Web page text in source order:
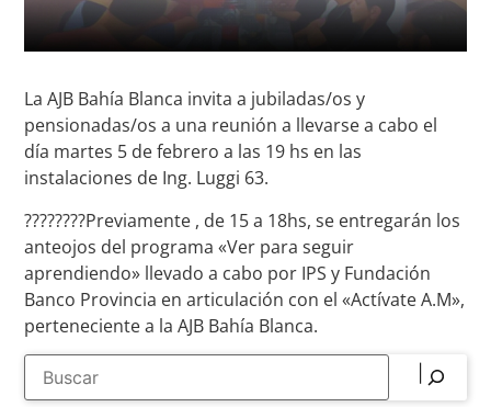
La AJB Bahía Blanca invita a jubiladas/os y
pensionadas/os a una reunión a llevarse a cabo el
día martes 5 de febrero a las 19 hs en las
instalaciones de Ing. Luggi 63.
????????Previamente , de 15 a 18hs, se entregarán los
anteojos del programa «Ver para seguir
aprendiendo» llevado a cabo por IPS y Fundación
Banco Provincia en articulación con el «Actívate A.M»,
perteneciente a la AJB Bahía Blanca.